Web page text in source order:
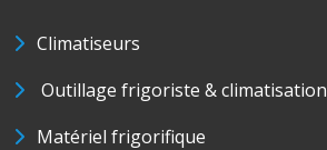
Climatiseurs
Outillage frigoriste & climatisation
Matériel frigorifique